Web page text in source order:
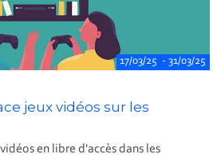
17/03/25 - 31/03/25
jeux vidéos sur les
en libre d'accès dans les